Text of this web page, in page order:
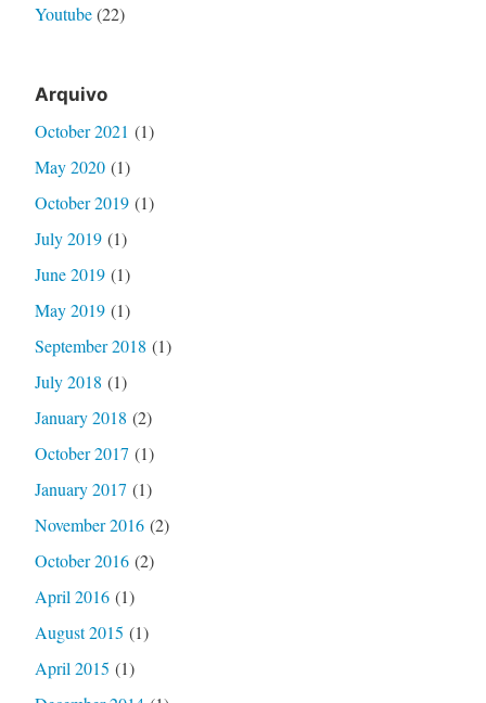
Youtube(22)
Arquivo
October 2021 (1)
May 2020(1)
October 2019(1)
July 2019(1)
June 2019(1)
May 2019(1)
September 2018 (1)
July 2018 (1)
January 2018 (2)
October 2017 (1)
January 2017 (1)
November 2016(2)
October 2016(2)
April 2016(1)
August 2015 (1)
April 2015 (1)